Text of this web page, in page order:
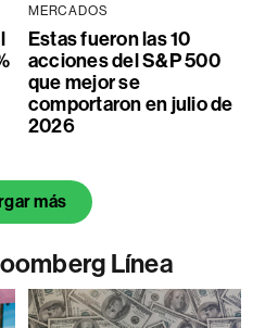
MERCADOS
Estas fueron las 10
acciones del S&P 500
que mejor se
comportaron en julio de
2026
más
Línea